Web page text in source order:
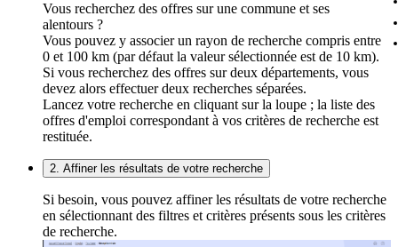
Vous recherchez des offres sur une commune et ses
alentours ?
Vous pouvez y associer un rayon de recherche compris entre
0 et 100 km (par défaut la valeur sélectionnée est de 10 km).
Si vous recherchez des offres sur deux départements, vous
devez alors effectuer deux recherches séparées.
Lancez votre recherche en cliquant sur la loupe ; la liste des
offres d'emploi correspondant à vos critères de recherche est
restituée.
2. Affiner les résultats de votre recherche
Si besoin, vous pouvez affiner les résultats de votre recherche
en sélectionnant des filtres et critères présents sous les critères
de recherche.